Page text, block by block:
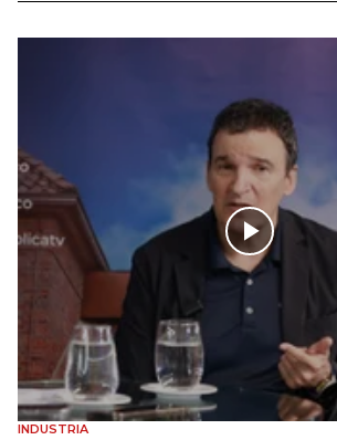
INDUSTRIA